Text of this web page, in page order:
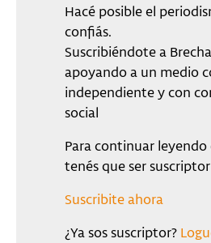
Hacé posible el
confiás.
Suscribiéndote a
apoyando a un medio
independiente y con
social
Para continuar
tenés que ser
Suscribite ahora
¿Ya sos suscriptor?